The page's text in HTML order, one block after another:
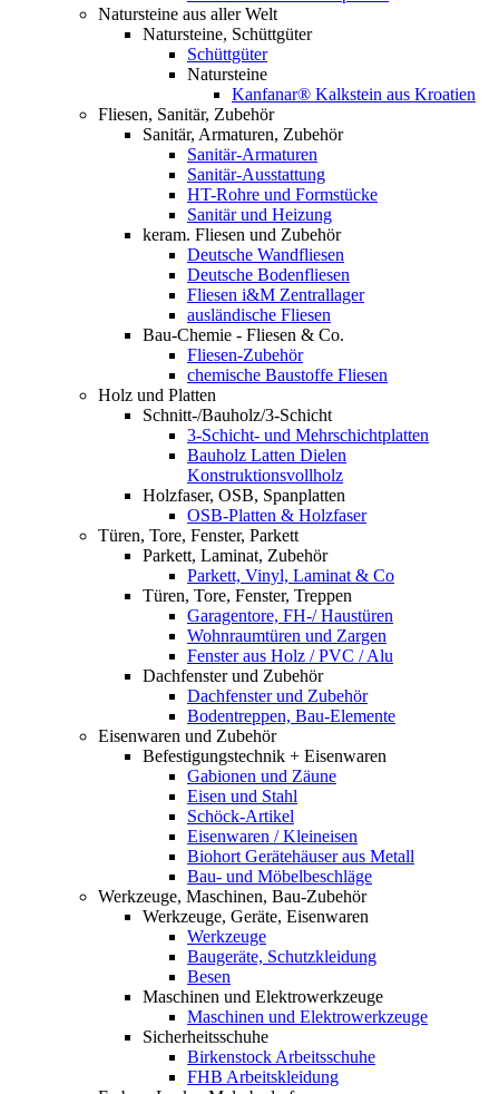
Natursteine aus aller Welt
Natursteine, Schüttgüter
Schüttgüter
Natursteine
Kanfanar® Kalkstein aus Kroatien
Fliesen, Sanitär, Zubehör
Sanitär, Armaturen, Zubehör
Sanitär-Armaturen
Sanitär-Ausstattung
HT-Rohre und Formstücke
Sanitär und Heizung
keram. Fliesen und Zubehör
Deutsche Wandfliesen
Deutsche Bodenfliesen
Fliesen i&M Zentrallager
ausländische Fliesen
Bau-Chemie - Fliesen & Co.
Fliesen-Zubehör
chemische Baustoffe Fliesen
Holz und Platten
Schnitt-/Bauholz/3-Schicht
3-Schicht- und Mehrschichtplatten
Bauholz Latten Dielen
Konstruktionsvollholz
Holzfaser, OSB, Spanplatten
OSB-Platten & Holzfaser
Türen, Tore, Fenster, Parkett
Parkett, Laminat, Zubehör
Parkett, Vinyl, Laminat & Co
Türen, Tore, Fenster, Treppen
Garagentore, FH-/ Haustüren
Wohnraumtüren und Zargen
Fenster aus Holz / PVC / Alu
Dachfenster und Zubehör
Dachfenster und Zubehör
Bodentreppen, Bau-Elemente
Eisenwaren und Zubehör
Befestigungstechnik + Eisenwaren
Gabionen und Zäune
Eisen und Stahl
Schöck-Artikel
Eisenwaren / Kleineisen
Biohort Gerätehäuser aus Metall
Bau- und Möbelbeschläge
Werkzeuge, Maschinen, Bau-Zubehör
Werkzeuge, Geräte, Eisenwaren
Werkzeuge
Baugeräte, Schutzkleidung
Besen
Maschinen und Elektrowerkzeuge
Maschinen und Elektrowerkzeuge
Sicherheitsschuhe
Birkenstock Arbeitsschuhe
FHB Arbeitskleidung